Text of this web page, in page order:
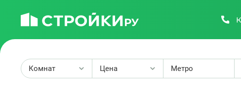
Комнат Цена Метро